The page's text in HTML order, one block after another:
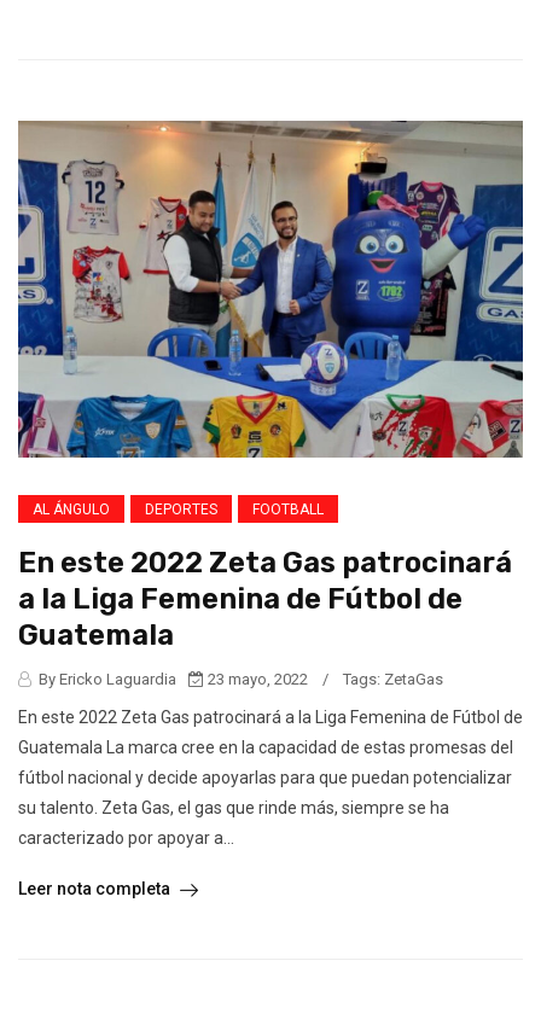
AL ÁNGULO DEPORTES FOOTBALL
En este 2022 Zeta Gas patrocinará
a la Liga Femenina de Fútbol de
Guatemala
By Ericko Laguardia 23 mayo, 2022 / Tags: ZetaGas
En este 2022 Zeta Gas patrocinará a la Liga Femenina de Fútbol de
Guatemala La marca cree en la capacidad de estas promesas del
fútbol nacional y decide apoyarlas para que puedan potencializar
su talento. Zeta Gas, el gas que rinde más, siempre se ha
caracterizado por apoyar a...
Leer nota completa